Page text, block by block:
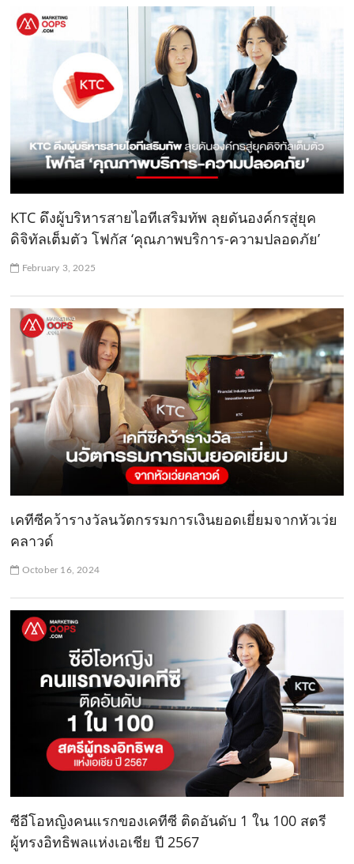
KTC ดึงผู้บริหารสายไอทีเสริมทัพ ลุยดันองค์กรสู่ยุค
ดิจิทัลเต็มตัว โฟกัส ‘คุณภาพบริการ-ความปลอดภัย’
February 3, 2025
เคทีซีคว้ารางวัลนวัตกรรมการเงินยอดเยี่ยมจากหัวเว่ย
คลาวด์
October 16, 2024
ซีอีโอหญิงคนแรกของเคทีซี ติดอันดับ 1 ใน 100 สตรี
ผู้ทรงอิทธิพลแห่งเอเชีย ปี 2567